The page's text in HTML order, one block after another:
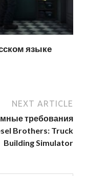
языке
NEXT ARTICLE
требования
Brothers: Truck
Building Simulator